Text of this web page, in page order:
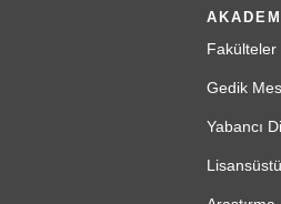
Fakülteler
Gedik
Yabancı